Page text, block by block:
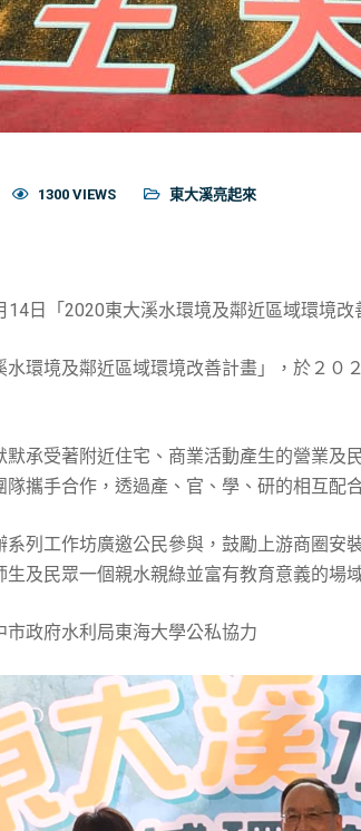
1300 VIEWS 東大溪亮起來
14日「2020東大溪水環境及鄰近區域環境改
環境及鄰近區域環境改善計畫」，於２０
承受著附近住宅、商業活動產生的營業及
攜手合作，透過產、官、學、研的相互配
列工作坊廣邀公民參與，鼓勵上游商圈
及民眾一個親水親綠並富有教育意義的場
政府水利局東海大學公私協力